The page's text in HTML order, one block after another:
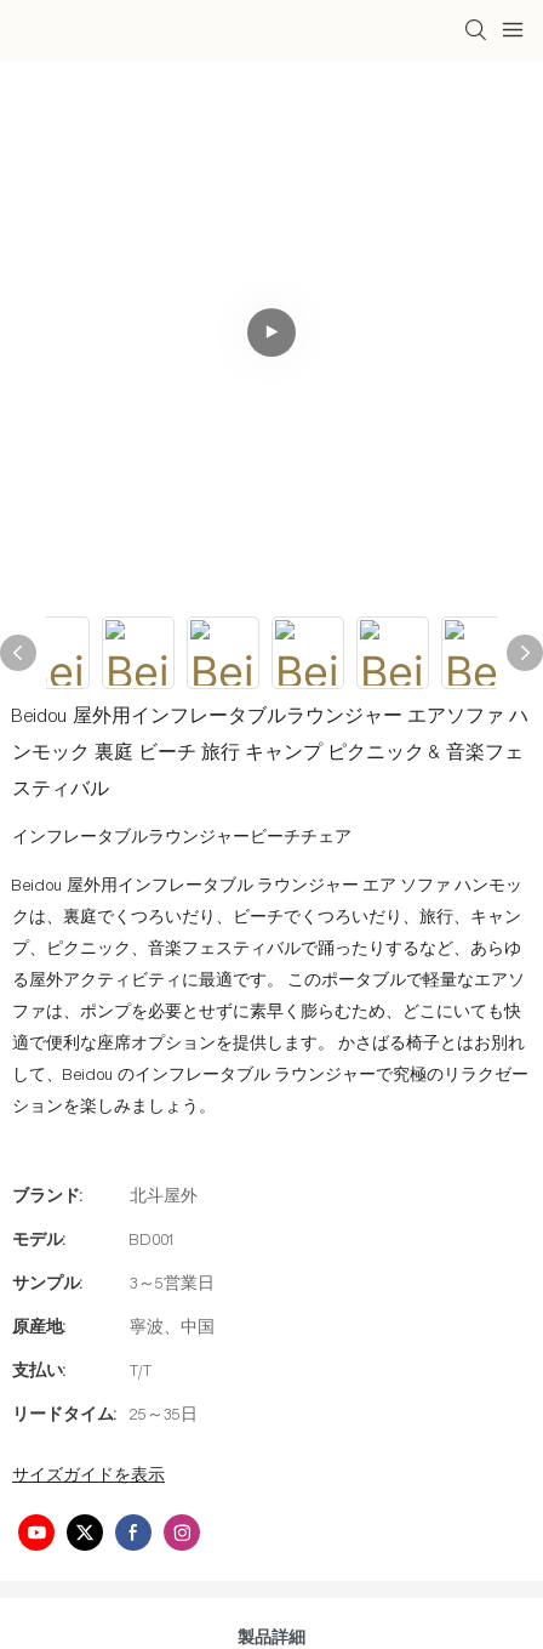
Beidou 屋外用インフレータブルラウンジャー エアソファ ハ
ンモック 裏庭 ビーチ 旅行 キャンプ ピクニック & 音楽フェ
スティバル
インフレータブルラウンジャービーチチェア
Beidou 屋外用インフレータブル ラウンジャー エア ソファ ハンモッ
クは、裏庭でくつろいだり、ビーチでくつろいだり、旅行、キャン
プ、ピクニック、音楽フェスティバルで踊ったりするなど、あらゆ
る屋外アクティビティに最適です。 このポータブルで軽量なエアソ
ファは、ポンプを必要とせずに素早く膨らむため、どこにいても快
適で便利な座席オプションを提供します。 かさばる椅子とはお別れ
して、Beidou のインフレータブル ラウンジャーで究極のリラクゼー
ションを楽しみましょう。
ブランド: 北斗屋外
モデル: BD001
サンプル: 3～5営業日
原産地: 寧波、中国
支払い: T/T
リードタイム: 25～35日
サイズガイドを表示
製品詳細